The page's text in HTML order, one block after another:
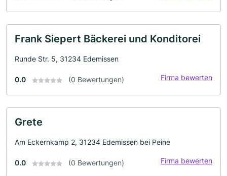
Frank Siepert Bäckerei und Konditorei
Runde Str. 5, 31234 Edemissen
0.0 (0 Bewertungen) Firma bewerten
Grete
Am Eckernkamp 2, 31234 Edemissen bei Peine
0.0 (0 Bewertungen) Firma bewerten